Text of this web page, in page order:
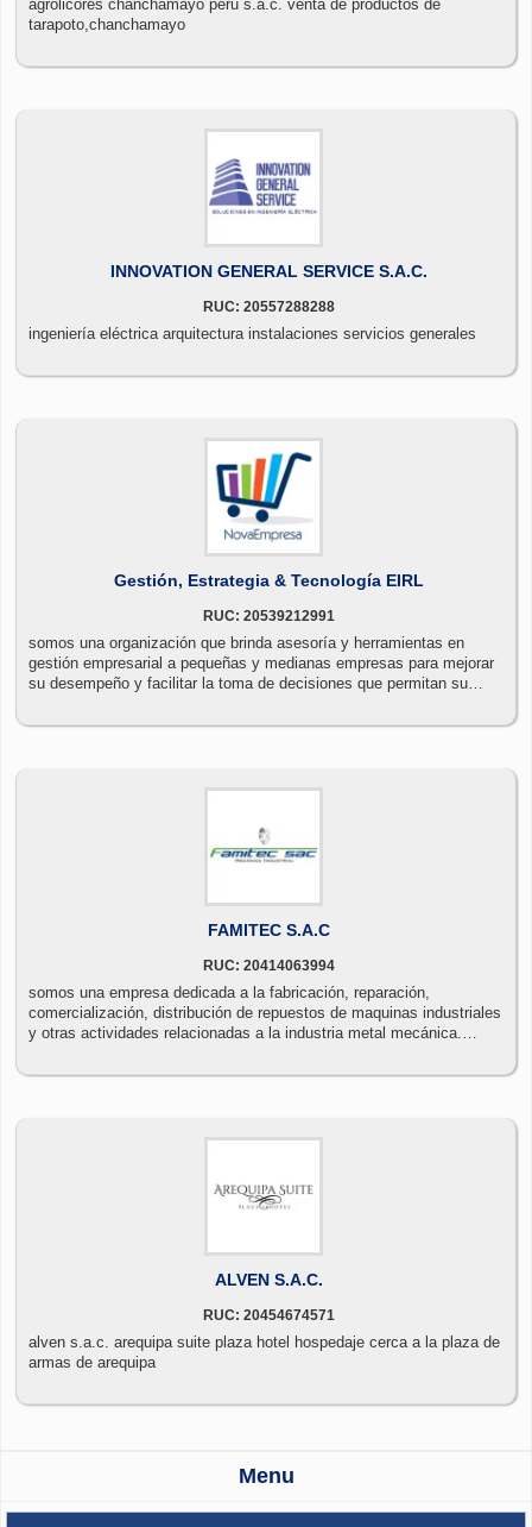
agrolicores chanchamayo peru s.a.c. venta de productos de
tarapoto,chanchamayo
INNOVATION GENERAL SERVICE S.A.C.
RUC: 20557288288
ingeniería eléctrica arquitectura instalaciones servicios generales
Gestión, Estrategia & Tecnología EIRL
RUC: 20539212991
somos una organización que brinda asesoría y herramientas en
gestión empresarial a pequeñas y medianas empresas para mejorar
su desempeño y facilitar la toma de decisiones que permitan su
herramienta informática de gestión administrativa de negocios, que
FAMITEC S.A.C
RUC: 20414063994
somos una empresa dedicada a la fabricación, reparación,
comercialización, distribución de repuestos de maquinas industriales
y otras actividades relacionadas a la industria metal mecánica.
calidad a precios competitivos.
ALVEN S.A.C.
RUC: 20454674571
alven s.a.c. arequipa suite plaza hotel hospedaje cerca a la plaza de
armas de arequipa
Menu